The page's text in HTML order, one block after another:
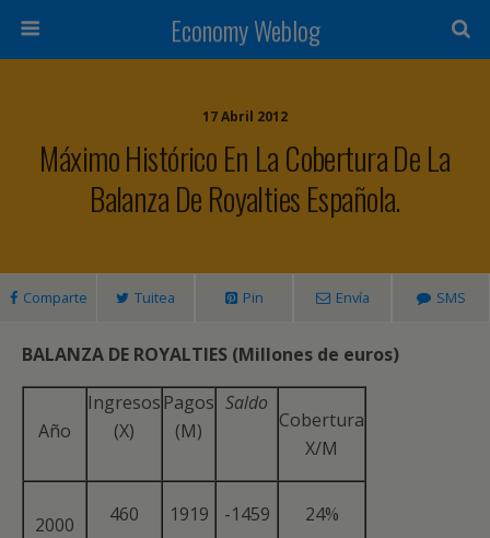
Economy Weblog
17 Abril 2012
Máximo Histórico En La Cobertura De La
Balanza De Royalties Española.
Comparte Tuitea Pin Envía SMS
BALANZA DE ROYALTIES (Millones de euros)
Año
Ingresos
(X)
Pagos
(M)
Saldo
Cobertura
X/M
2000 460 1919 -1459 24%